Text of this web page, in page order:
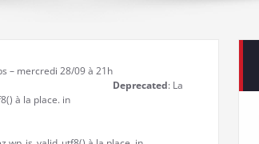
– mercredi 28/09 à 21h
Deprecated: La
à la place. in